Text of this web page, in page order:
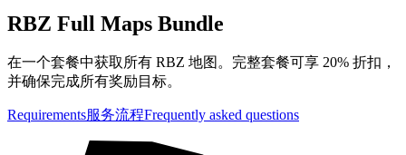
RBZ Full Maps Bundle
在一个套餐中获取所有 RBZ 地图。完整套餐可享 20% 折扣，
并确保完成所有奖励目标。
Requirements服务流程Frequently asked questions